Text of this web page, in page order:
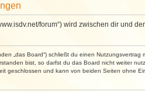
forum“) wird zwischen dir und
„das Board“) schließt du einen
bist, so darfst du das Board nicht weiter
geschlossen und kann von beiden Seiten ohne